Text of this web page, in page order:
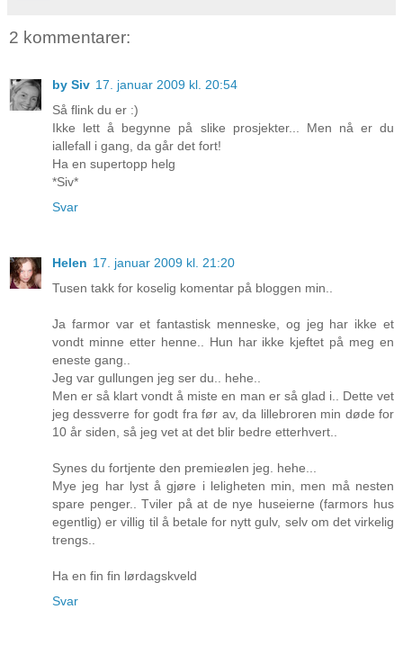
2 kommentarer:
by Siv 17. januar 2009 kl. 20:54
Så flink du er :)
Ikke lett å begynne på slike prosjekter... Men nå er du
iallefall i gang, da går det fort!
Ha en supertopp helg
*Siv*
Svar
Helen 17. januar 2009 kl. 21:20
Tusen takk for koselig komentar på bloggen min..
Ja farmor var et fantastisk menneske, og jeg har ikke et
vondt minne etter henne.. Hun har ikke kjeftet på meg en
eneste gang..
Jeg var gullungen jeg ser du.. hehe..
Men er så klart vondt å miste en man er så glad i.. Dette vet
jeg dessverre for godt fra før av, da lillebroren min døde for
10 år siden, så jeg vet at det blir bedre etterhvert..
Synes du fortjente den premieølen jeg. hehe...
Mye jeg har lyst å gjøre i leligheten min, men må nesten
spare penger.. Tviler på at de nye huseierne (farmors hus
egentlig) er villig til å betale for nytt gulv, selv om det virkelig
trengs..
Ha en fin fin lørdagskveld
Svar